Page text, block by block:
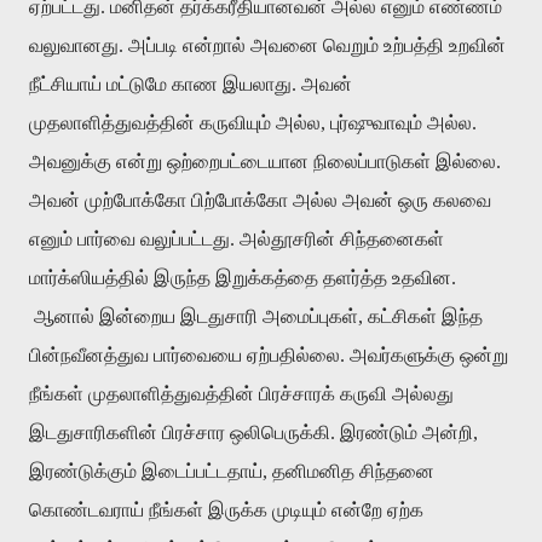
ஏற்பட்டது. மனிதன் தர்க்கரீதியானவன் அல்ல எனும் எண்ணம்
வலுவானது. அப்படி என்றால் அவனை வெறும் உற்பத்தி உறவின்
நீட்சியாய் மட்டுமே காண இயலாது. அவன்
முதலாளித்துவத்தின் கருவியும் அல்ல, புர்ஷுவாவும் அல்ல.
அவனுக்கு என்று ஒற்றைபட்டையான நிலைப்பாடுகள் இல்லை.
அவன் முற்போக்கோ பிற்போக்கோ அல்ல அவன் ஒரு கலவை
எனும் பார்வை வலுப்பட்டது. அல்தூசரின் சிந்தனைகள்
மார்க்ஸியத்தில் இருந்த இறுக்கத்தை தளர்த்த உதவின.
ஆனால் இன்றைய இடதுசாரி அமைப்புகள், கட்சிகள் இந்த
பின்நவீனத்துவ பார்வையை ஏற்பதில்லை. அவர்களுக்கு ஒன்று
நீங்கள் முதலாளித்துவத்தின் பிரச்சாரக் கருவி அல்லது
இடதுசாரிகளின் பிரச்சார ஒலிபெருக்கி. இரண்டும் அன்றி,
இரண்டுக்கும் இடைப்பட்டதாய், தனிமனித சிந்தனை
கொண்டவராய் நீங்கள் இருக்க முடியும் என்றே ஏற்க